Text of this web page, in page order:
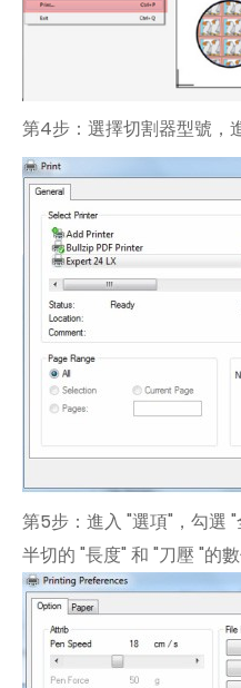
第4步：選擇切割器型號，
第5步：進入 "選項"，勾選
半切的 "長度" 和 "刀壓 "的